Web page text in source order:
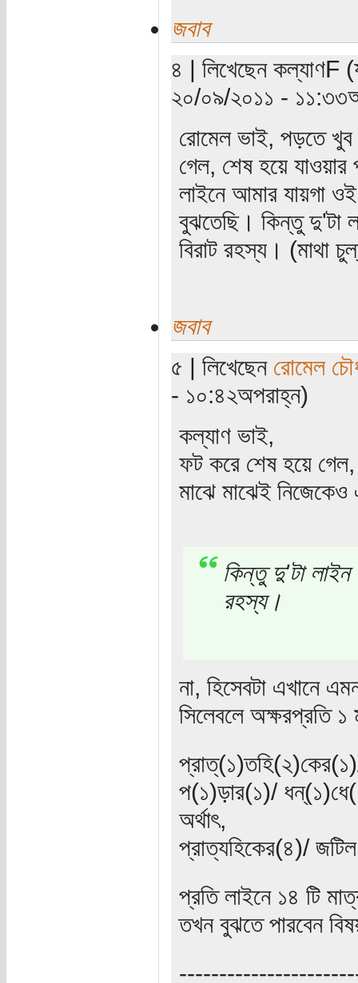
জবাব
৪ | লিখেছেন কল্যাণF
২০/০৯/২০১১ -
রোমেল ভাই, পড়তে
গেল, শেষ হয়ে
লাইনে আমার যায়গা ওই
বুঝতেছি। কিন্তু দু'টা
বিরাট রহস্য। (মাথা
জবাব
৫ | লিখেছেন রোমেল
- ১০:৪২অপরাহ্ন)
কল্যাণ ভাই,
ফট করে শেষ হয়ে
মাঝে মাঝেই
কিন্তু দু'টা লাইন
রহস্য।
না, হিসেবটা এখানে
সিলেবলে অক্ষরপ্রতি
প(১)ড়ার(১)/
অর্থাৎ,
প্রাত্যহিকের(৪)/
প্রতি লাইনে ১৪ টি
তখন বুঝতে পারবেন